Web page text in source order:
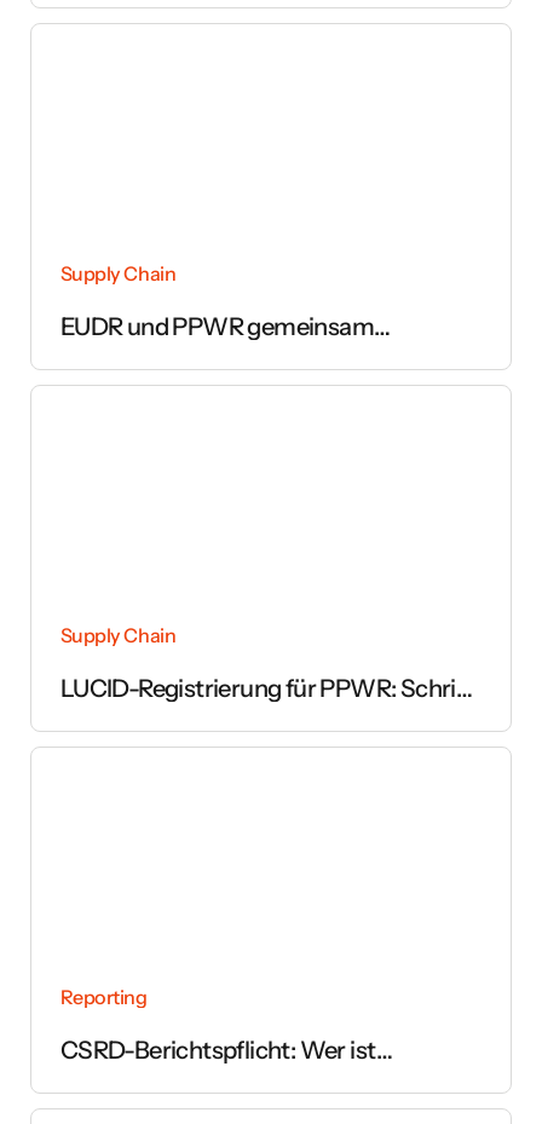
Nachhaltigkeitsberichts
Supply Chain
EUDR und PPWR gemeinsam
Supply Chain
LUCID-Registrierung für PPWR: Schritt
Reporting
CSRD-Berichtspflicht: Wer ist